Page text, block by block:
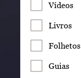
Vídeos
Livros
Folhetos
Guias